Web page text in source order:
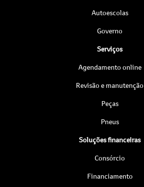
Autoescolas
Governo
Serviços
Agendamento online
Revisão e manutenção
Peças
Pneus
Soluções financeiras
Consórcio
Financiamento